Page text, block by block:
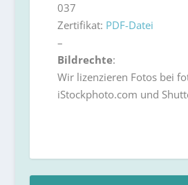
037
Zertifikat: PDF-Datei
–
Bildrechte:
Wir lizenzieren Fotos bei
iStockphoto.com und